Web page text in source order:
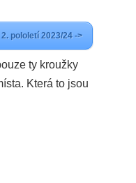
pololetí 2023/24 ->
ty kroužky
Která to jsou